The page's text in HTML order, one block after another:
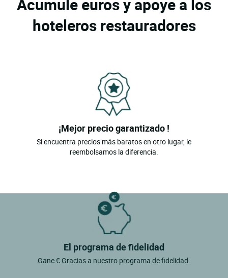
Acumule euros y apoye a los
hoteleros restauradores
¡Mejor precio garantizado !
Si encuentra precios más baratos en otro lugar, le
reembolsamos la diferencia.
El programa de fidelidad
Gane € Gracias a nuestro programa de fidelidad.